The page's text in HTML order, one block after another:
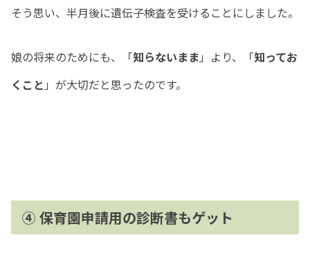
そう思い、半月後に遺伝子検査を受けることにしました。
娘の将来のためにも、「知らないまま 」より、「知ってお
くこと 」が大切だと思ったのです。
④ 保育園申請用の診断書もゲット